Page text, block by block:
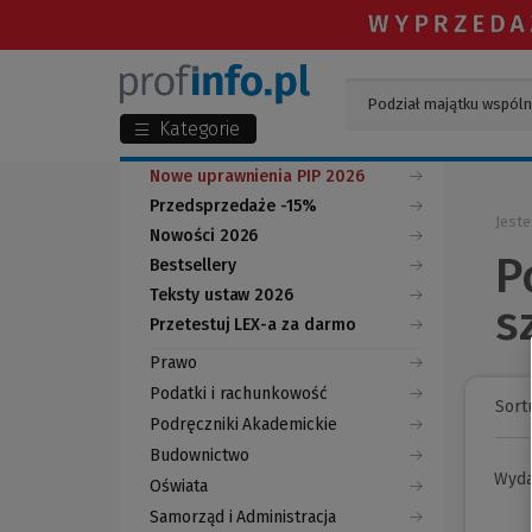
Kategorie
Nowe uprawnienia PIP 2026
Przedsprzedaże -15%
Nowości 2026
Bestsellery
Teksty ustaw 2026
Przetestuj LEX-a za darmo
(Nowe
okno)
(Link
do
innej
strony)
Prawo
Podatki i rachunkowość
Podręczniki Akademickie
Budownictwo
Oświata
Samorząd i Administracja